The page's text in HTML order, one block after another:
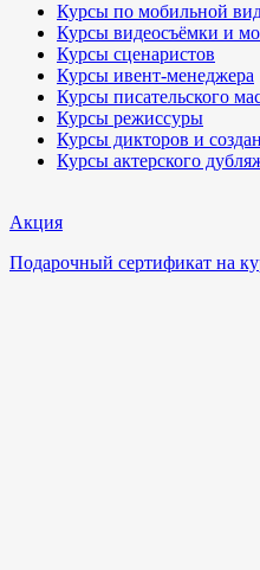
Курсы по мобильной
Курсы видеосъёмки и
Курсы сценаристов
Курсы ивент-менеджера
Курсы писательского
Курсы режиссуры
Курсы дикторов и
Курсы актерского
Акция
Подарочный сертификат на